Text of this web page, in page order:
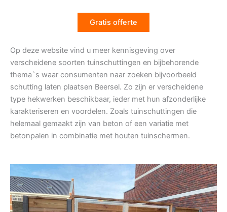
Gratis offerte
Op deze website vind u meer kennisgeving over
verscheidene soorten tuinschuttingen en bijbehorende
thema`s waar consumenten naar zoeken bijvoorbeeld
schutting laten plaatsen Beersel. Zo zijn er verscheidene
type hekwerken beschikbaar, ieder met hun afzonderlijke
karakteriseren en voordelen. Zoals tuinschuttingen die
helemaal gemaakt zijn van beton of een variatie met
betonpalen in combinatie met houten tuinschermen.